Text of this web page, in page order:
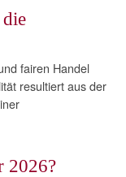
fairen Handel
resultiert aus der
2026?